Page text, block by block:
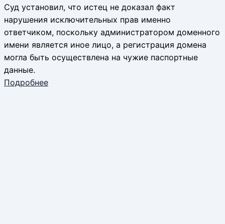
Суд установил, что истец не доказал факт
нарушения исключительных прав именно
ответчиком, поскольку администратором доменного
имени является иное лицо, а регистрация домена
могла быть осуществлена на чужие паспортные
данные.
Подробнее